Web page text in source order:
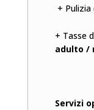
+
+ Tasse
adulto /
Servizi